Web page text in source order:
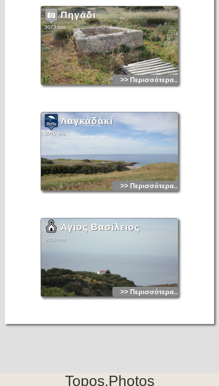
Πηγάδι
3073 hits
>> Περισσότερα...
Λαγκαδάκι
3070 hits
>> Περισσότερα...
Άγιος Βασίλειος
3056 hits
>> Περισσότερα...
Topos.Photos